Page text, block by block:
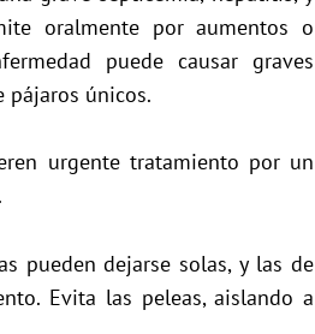
oralmente por aumentos o
puede causar graves
pájaros únicos.
urgente tratamiento por un
pueden dejarse solas, y las de
Evita las peleas, aislando a